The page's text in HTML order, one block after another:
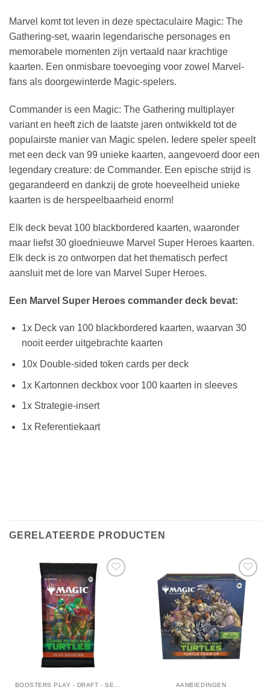
Marvel komt tot leven in deze spectaculaire Magic: The
Gathering-set, waarin legendarische personages en
memorabele momenten zijn vertaald naar krachtige
kaarten. Een onmisbare toevoeging voor zowel Marvel-
fans als doorgewinterde Magic-spelers.
Commander is een Magic: The Gathering multiplayer
variant en heeft zich de laatste jaren ontwikkeld tot de
populairste manier van Magic spelen. Iedere speler speelt
met een deck van 99 unieke kaarten, aangevoerd door een
legendary creature: de Commander. Een epische strijd is
gegarandeerd en dankzij de grote hoeveelheid unieke
kaarten is de herspeelbaarheid enorm!
Elk deck bevat 100 blackbordered kaarten, waaronder
maar liefst 30 gloednieuwe Marvel Super Heroes kaarten.
Elk deck is zo ontworpen dat het thematisch perfect
aansluit met de lore van Marvel Super Heroes.
Een Marvel Super Heroes commander deck bevat:
1x Deck van 100 blackbordered kaarten, waarvan 30
nooit eerder uitgebrachte kaarten
10x Double-sided token cards per deck
1x Kartonnen deckbox voor 100 kaarten in sleeves
1x Strategie-insert
1x Referentiekaart
GERELATEERDE PRODUCTEN
AANBIEDINGEN